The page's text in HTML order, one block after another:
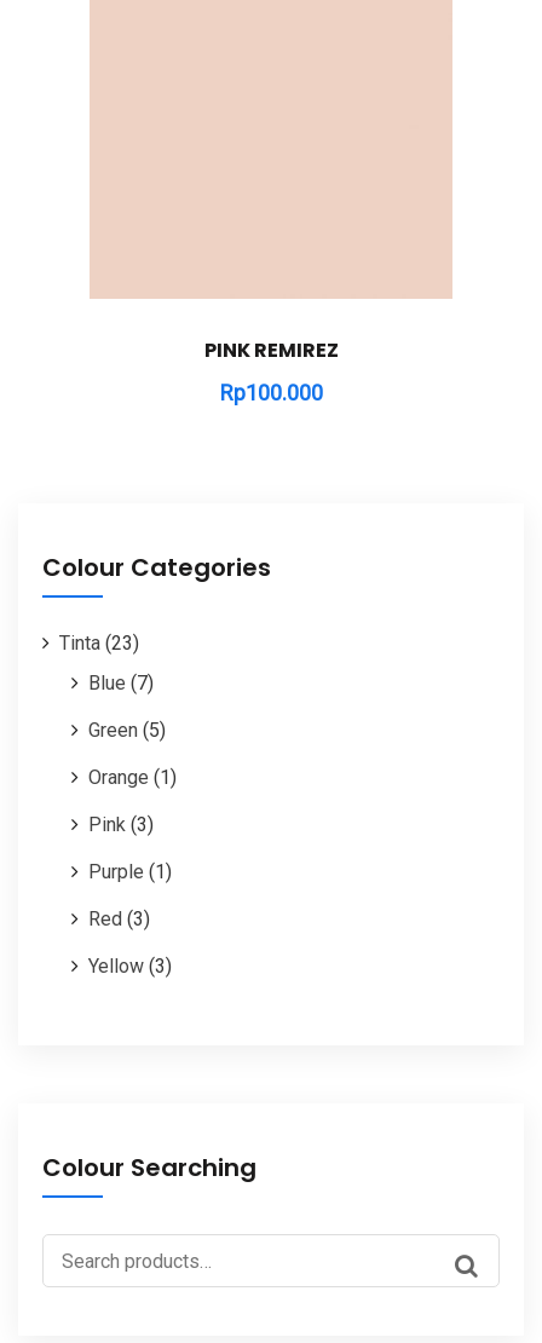
PINK REMIREZ
Rp100.000
Colour Categories
Tinta (23)
Blue (7)
Green (5)
Orange (1)
Pink (3)
Purple (1)
Red (3)
Yellow (3)
Colour Searching
Search
for: